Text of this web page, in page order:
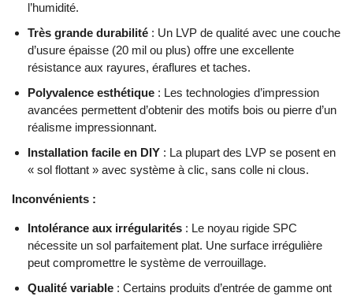
l’humidité.
Très grande durabilité : Un LVP de qualité avec une couche
d’usure épaisse (20 mil ou plus) offre une excellente
résistance aux rayures, éraflures et taches.
Polyvalence esthétique : Les technologies d’impression
avancées permettent d’obtenir des motifs bois ou pierre d’un
réalisme impressionnant.
Installation facile en DIY : La plupart des LVP se posent en
« sol flottant » avec système à clic, sans colle ni clous.
Inconvénients :
Intolérance aux irrégularités : Le noyau rigide SPC
nécessite un sol parfaitement plat. Une surface irrégulière
peut compromettre le système de verrouillage.
Qualité variable : Certains produits d’entrée de gamme ont